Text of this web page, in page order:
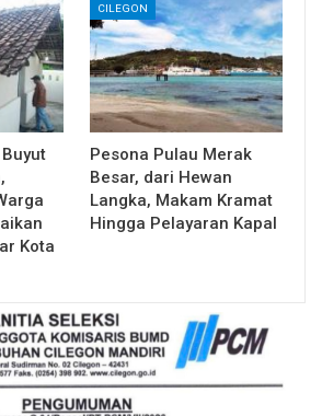
Kota
CILEGON
Pesona Pulau Merak
Besar, dari Hewan
Langka, Makam Kramat
Hingga Pelayaran Kapal